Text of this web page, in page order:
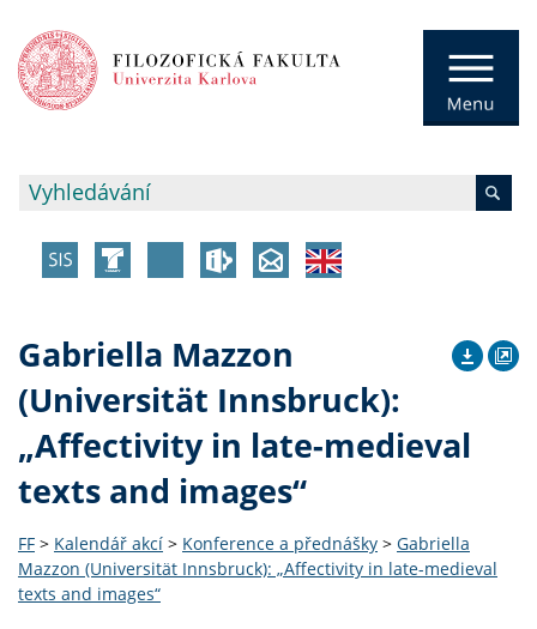
Gabriella Mazzon
(Universität Innsbruck):
„Affectivity in late-medieval
texts and images“
FF > Kalendář akcí > Konference a přednášky > Gabriella
Mazzon (Universität Innsbruck): „Affectivity in late-medieval
texts and images“